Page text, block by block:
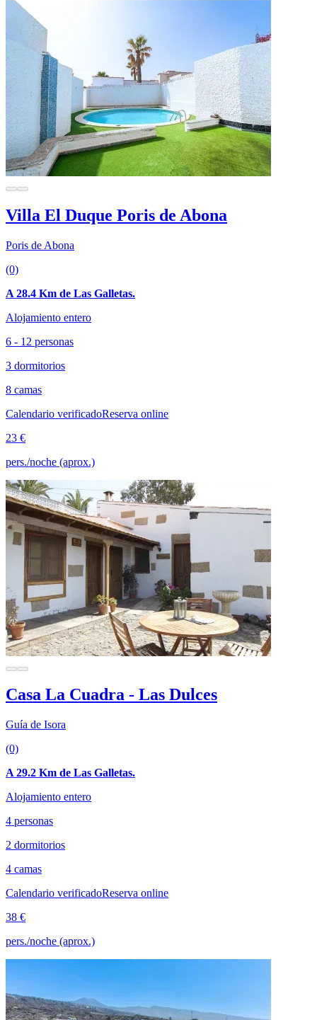
Villa El Duque Poris de Abona
Poris de Abona
(0)
A 28.4 Km de Las Galletas.
Alojamiento entero
6 - 12 personas
3 dormitorios
8 camas
Calendario verificadoReserva online
23 €
pers./noche (aprox.)
Casa La Cuadra - Las Dulces
Guía de Isora
(0)
A 29.2 Km de Las Galletas.
Alojamiento entero
4 personas
2 dormitorios
4 camas
Calendario verificadoReserva online
38 €
pers./noche (aprox.)